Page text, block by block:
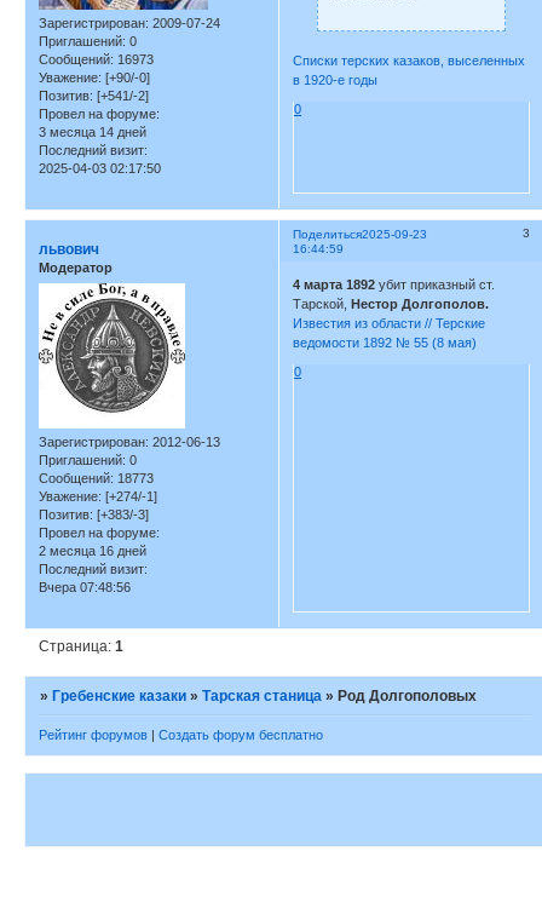
Зарегистрирован: 2009-07-24
Приглашений: 0
Сообщений: 16973
Уважение: [+90/-0]
Позитив: [+541/-2]
Провел на форуме:
3 месяца 14 дней
Последний визит:
2025-04-03 02:17:50
Списки терских казаков, выселенных
в 1920-е годы
0
Поделиться 3
2025-09-23
16:44:59
львович
Модератор
Зарегистрирован: 2012-06-13
Приглашений: 0
Сообщений: 18773
Уважение: [+274/-1]
Позитив: [+383/-3]
Провел на форуме:
2 месяца 16 дней
Последний визит:
Вчера 07:48:56
4 марта 1892 убит приказный ст.
Тарской,Нестор Долгополов.
Известия из области // Терские
ведомости 1892 № 55 (8 мая)
0
Страница:1
» Гребенские казаки »Тарская станица » Род Долгополовых
Рейтинг форумов | Создать форум бесплатно